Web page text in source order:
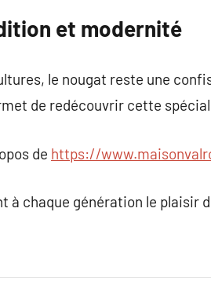
et modernité
le nougat reste une
de redécouvrir cette
de https://
chaque génération le plaisir